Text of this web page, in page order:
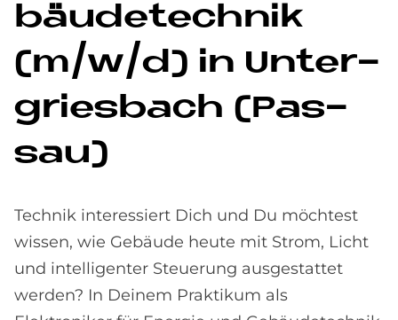
bäu­de­tech­nik
(m/w/d) in Un­ter­
gries­bach (Pas­
sau)
Technik interessiert Dich und Du möchtest
wissen, wie Gebäude heute mit Strom, Licht
und intelligenter Steuerung ausgestattet
werden? In Deinem Praktikum als